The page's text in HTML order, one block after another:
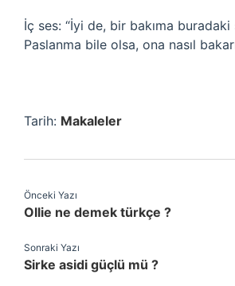
İç ses: “İyi de, bir bakıma
Paslanma bile olsa, ona nasıl
Tarih: Makaleler
Önceki Yazı
Ollie ne demek türkçe ?
Sonraki Yazı
Sirke asidi güçlü mü ?